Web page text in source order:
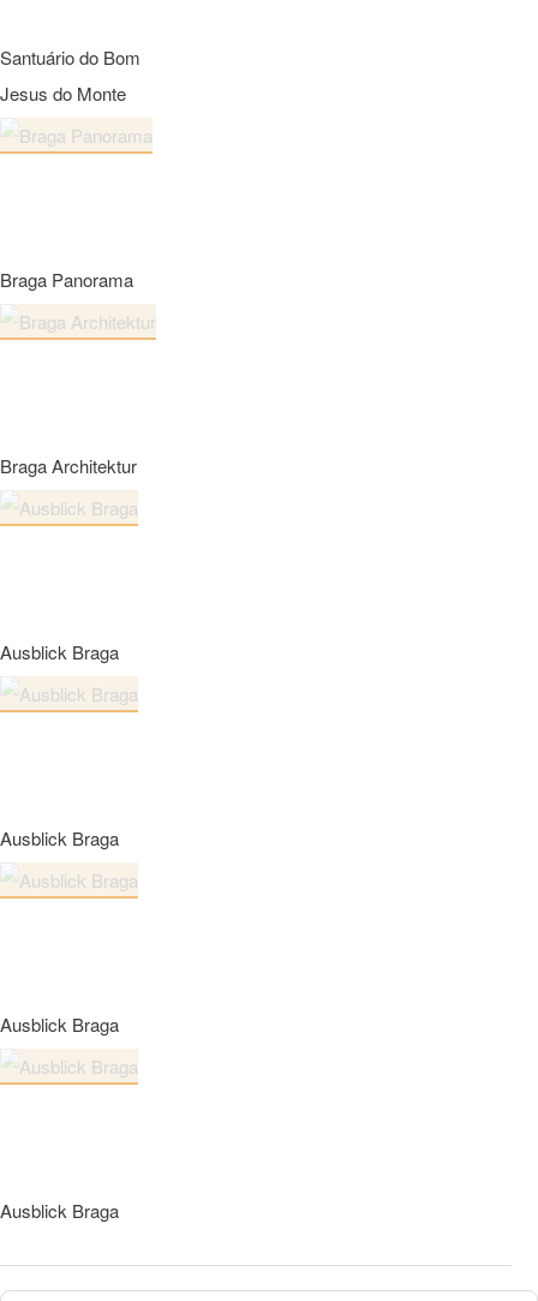
Santuário do Bom
Jesus do Monte
Braga Panorama
Braga Architektur
Ausblick Braga
Ausblick Braga
Ausblick Braga
Ausblick Braga